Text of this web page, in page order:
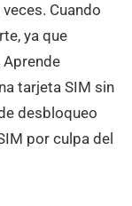
Cuando
ya que
tarjeta SIM sin
desbloqueo
por culpa del